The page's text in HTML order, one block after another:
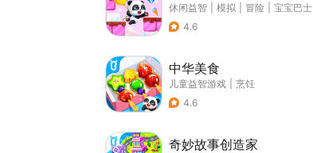
休闲益智 模拟 冒险
宝宝巴士
4.6
中华美食
儿童益智游戏
烹饪
4.6
奇妙故事创造家